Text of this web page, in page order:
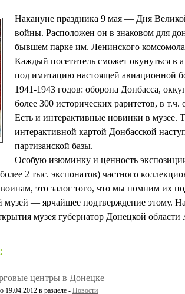
Накануне праздника 9 мая — Дня
войны. Расположен он в знаковом для
бывшем парке им. Ленинского комсомола
Каждый посетитель сможет окунуться в
под имитацию настоящей авиационной
1941-1943 годов: оборона Донбасса,
более 300 исторических раритетов, в
Есть и интерактивные новинки в музее.
интерактивной картой Донбасской
партизанской базы.
Особую изюминку и ценность
2 тыс. экспонатов) частного
это залог того, что мы помним их
музей — ярчайшее подтверждение этому.
музея губернатор Донецкой
центры в Донецке
19.04.2012 в разделе - Новости